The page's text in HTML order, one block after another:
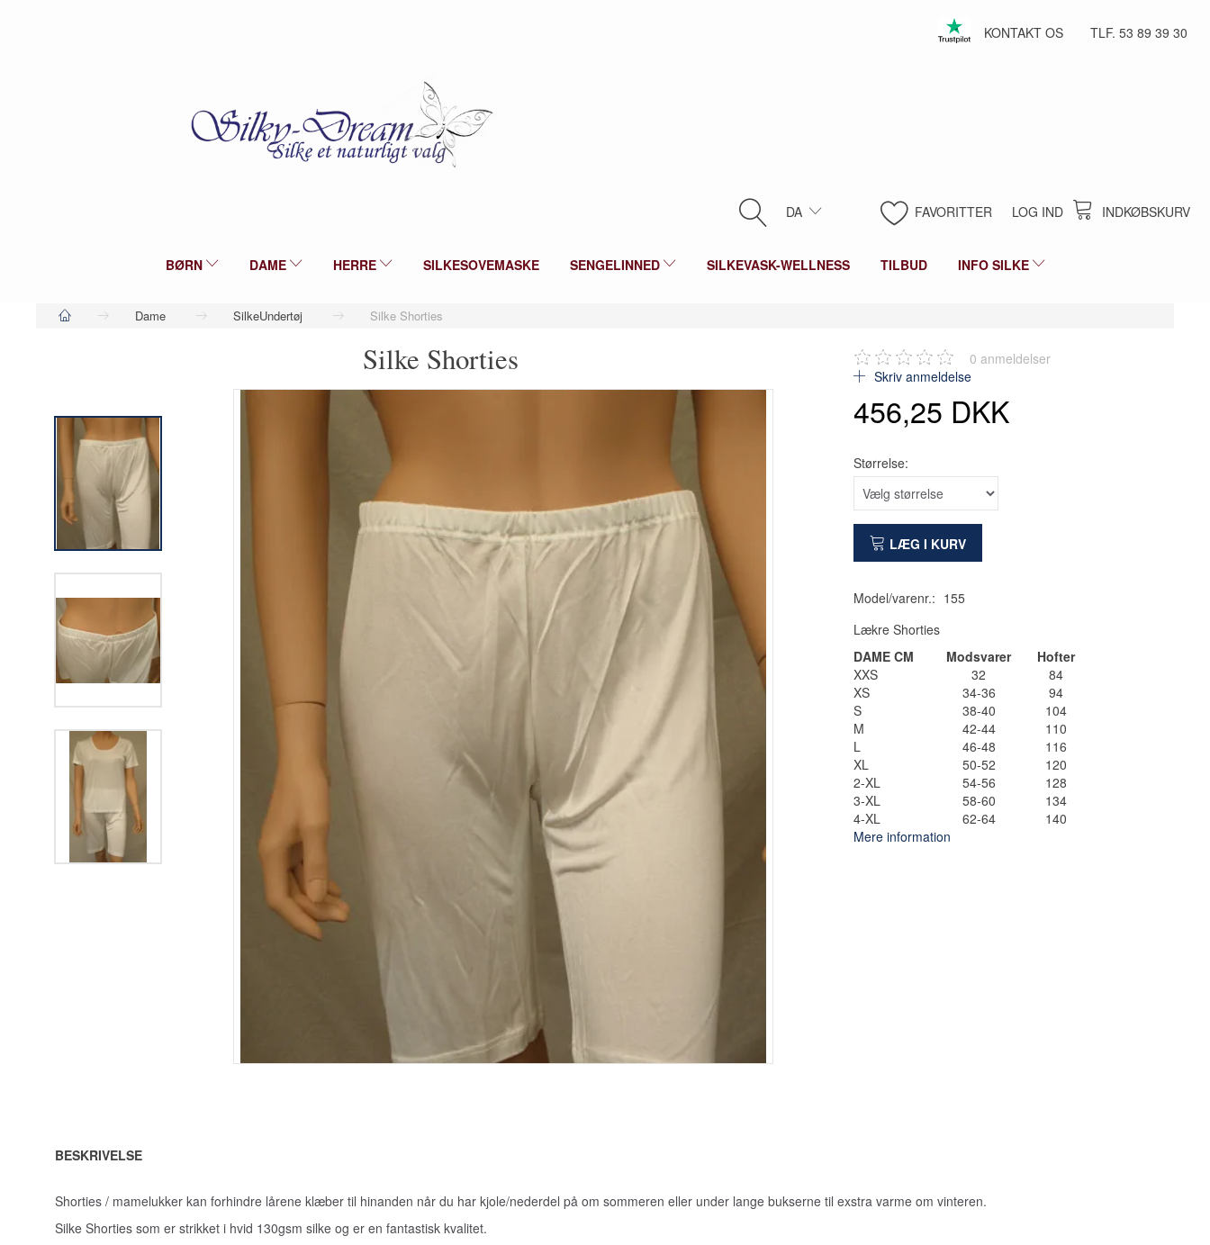
TLF. 53 89 39 30
KONTAKT OS
INDKØBSKURV
FAVORITTER LOG IND
DA
BØRN DAME HERRE SILKESOVEMASKE SENGELINNED SILKEVASK-WELLNESS TILBUD INFO SILKE
Dame SilkeUndertøj Silke Shorties
Silke Shorties 0 anmeldelser
Skriv anmeldelse
456,25 DKK
Størrelse:
LÆG I KURV
Model/varenr.: 155
Lækre Shorties
DAME CM
Modsvarer
Hofter
XXS
32
84
XS
34-36
94
S
38-40
104
M
42-44
110
L
46-48
116
XL
50-52
120
2-XL
54-56
128
3-XL
58-60
134
4-XL
62-64
140
Mere information
BESKRIVELSE
Shorties / mamelukker kan forhindre lårene klæber til hinanden når du har kjole/nederdel på om sommeren eller under lange bukserne til exstra varme om vinteren.
Silke Shorties som er strikket i hvid 130gsm silke og er en fantastisk kvalitet.